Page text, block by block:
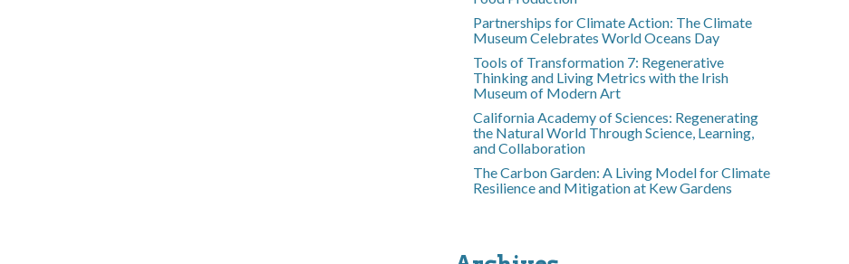
Partnerships for Climate Action: The Climate
Museum Celebrates World Oceans Day
Tools of Transformation 7: Regenerative
Thinking and Living Metrics with the Irish
Museum of Modern Art
California Academy of Sciences: Regenerating
the Natural World Through Science, Learning,
and Collaboration
The Carbon Garden: A Living Model for Climate
Resilience and Mitigation at Kew Gardens